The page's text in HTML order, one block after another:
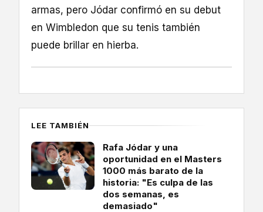
armas, pero Jódar confirmó en su debut
en Wimbledon que su tenis también
puede brillar en hierba.
LEE TAMBIÉN
Rafa Jódar y una
oportunidad en el Masters
1000 más barato de la
historia: "Es culpa de las
dos semanas, es
demasiado"